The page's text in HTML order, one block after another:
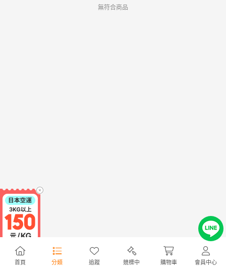
首頁 分類 追蹤 競標中 購物車 會員中心
無符合商品